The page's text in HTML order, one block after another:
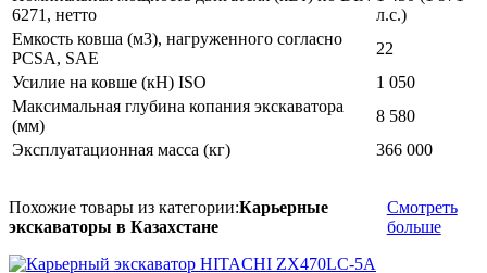
6271, нетто
л.с.)
Емкость ковша (м3), нагруженного согласно
PCSA, SAE
22
Усилие на ковше (кН) ISO
1 050
Максимальная глубина копания экскаватора
(мм)
8 580
Эксплуатационная масса (кг)
366 000
Похожие товары из категории:Карьерные
экскаваторы в Казахстане
Смотреть
больше